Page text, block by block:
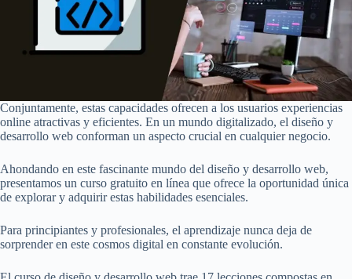
Conjuntamente, estas capacidades ofrecen a los usuarios experiencias
online atractivas y eficientes. En un mundo digitalizado, el diseño y
desarrollo web conforman un aspecto crucial en cualquier negocio.
Ahondando en este fascinante mundo del diseño y desarrollo web,
presentamos un curso gratuito en línea que ofrece la oportunidad única
de explorar y adquirir estas habilidades esenciales.
Para principiantes y profesionales, el aprendizaje nunca deja de
sorprender en este cosmos digital en constante evolución.